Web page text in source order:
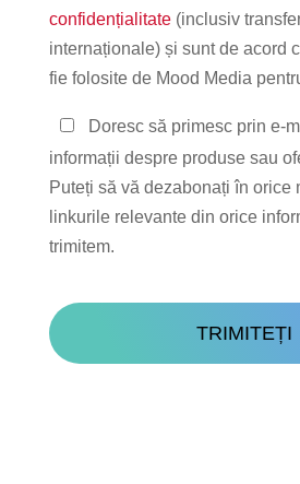
confidențialitate
*
confidențialitate(inclusiv
internaționale) și sunt de acord
fie folosite de Mood Media
Păstrați
legătura
Doresc să primesc prin e-
informații despre produse sau
Puteți să vă dezabonați în orice
linkurile relevante din orice
trimitem.